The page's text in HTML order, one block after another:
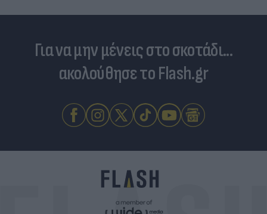
Για να μην μένεις στο σκοτάδι...
ακολούθησε το Flash.gr